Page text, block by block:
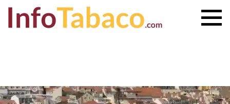
ESTANCO MÁS CERCANO